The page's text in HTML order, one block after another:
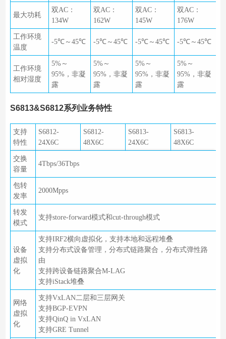
最大功耗
双AC：
134W
双AC：
162W
双AC：
145W
双AC：
176W
工作环境
温度
-5℃～45℃ -5℃～45℃ -5℃～45℃ -5℃～45℃
工作环境
相对湿度
5%～
95%，非凝
露
5%～
95%，非凝
露
5%～
95%，非凝
露
5%～
95%，非凝
露
S6813&S6812系列业务特性
支持
特性
S6812-
24X6C
S6812-
48X6C
S6813-
24X6C
S6813-
48X6C
交换
容量
4Tbps/36Tbps
包转
发率
2000Mpps
转发
模式
支持store-forward模式和cut-through模式
设备
虚拟
化
支持IRF2横向虚拟化，支持本地和远程堆叠
支持分布式设备管理，分布式链路聚合，分布式弹性路
由
支持跨设备链路聚合M-LAG
支持iStack堆叠
网络
虚拟
化
支持VxLAN二层和三层网关
支持BGP-EVPN
支持QinQ in VxLAN
支持GRE Tunnel